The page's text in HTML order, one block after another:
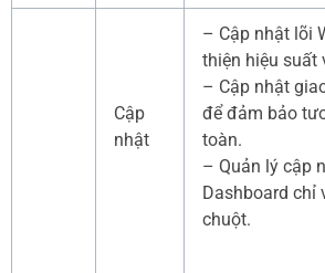
Cập
nhật
– Cập nhật lõi
thiện hiệu suất
– Cập nhật
để đảm bảo
toàn.
– Quản lý cập
Dashboard chỉ
chuột.